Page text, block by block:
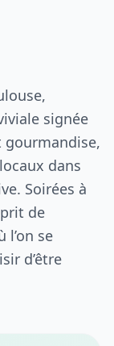
signée
gourmandise,
dans
Soirées à
de
l’on se
d’être